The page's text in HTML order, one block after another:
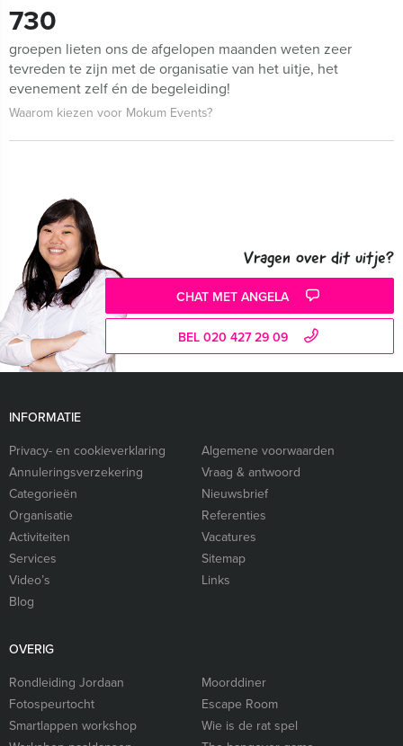
730
groepen lieten ons de afgelopen maanden weten zeer
tevreden te zijn met de organisatie van het uitje, het
evenement zelf én de begeleiding!
Waarom kiezen voor Mokum Events?
Vragen over dit uitje?
CHAT MET ANGELA
BEL 020 427 29 09
INFORMATIE
Privacy- en cookieverklaring
Algemene voorwaarden
Annuleringsverzekering
Vraag & antwoord
Categorieën
Nieuwsbrief
Organisatie
Referenties
Activiteiten
Vacatures
Services
Sitemap
Video’s
Links
Blog
OVERIG
Rondleiding Jordaan
Moorddiner
Fotospeurtocht
Escape Room
Smartlappen workshop
Wie is de rat spel